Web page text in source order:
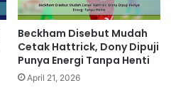
Beckham Disebut Mudah
Cetak Hattrick, Dony Dipuji
Punya Energi Tanpa Henti
April 21, 2026